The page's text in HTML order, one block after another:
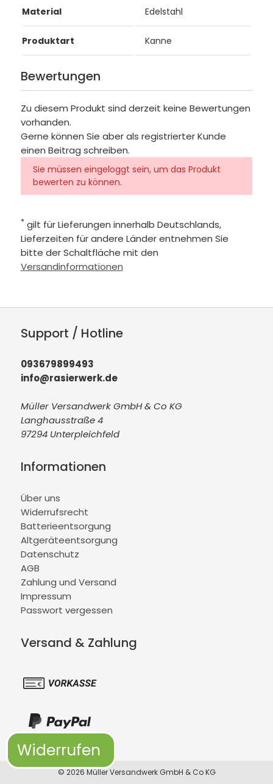
Material Edelstahl
Produktart Kanne
Bewertungen
Zu diesem Produkt sind derzeit keine Bewertungen
vorhanden.
Gerne können Sie aber als registrierter Kunde
einen Beitrag schreiben.
Sie müssen eingeloggt sein, um das Produkt
bewerten zu können.
* gilt für Lieferungen innerhalb Deutschlands,
Lieferzeiten für andere Länder entnehmen Sie
bitte der Schaltfläche mit den
Versandinformationen
Support / Hotline
093679899493
info@rasierwerk.de
Müller Versandwerk GmbH & Co KG
Langhausstraße 4
97294 Unterpleichfeld
Informationen
Über uns
Widerrufsrecht
Batterieentsorgung
Altgeräteentsorgung
Datenschutz
AGB
Zahlung und Versand
Impressum
Passwort vergessen
Versand & Zahlung
© 2026 Müller Versandwerk GmbH & Co KG
Widerrufen